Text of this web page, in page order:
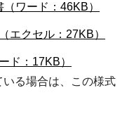
ワード：46KB）
エクセル：27KB）
ド：17KB）
いる場合は、この様式